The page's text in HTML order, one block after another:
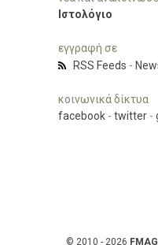
Ιστολόγιο
εγγραφή σε
RSS Feeds -
κοινωνικά δίκτυα
facebook - twitter -
© 2010 - 2026 FMAG